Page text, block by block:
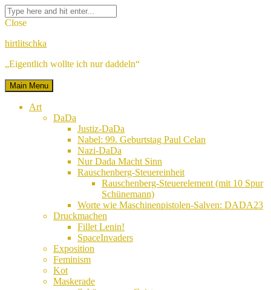
Skip
to
Facebook
Twitter
Google
Plus
Linkedin
Instagram
YouTube
Pinterest
Tumblr
Flickr
VK
Search
for:
Close
hirtlitschka
„Eigentlich wollte ich nur daddeln“
Main Menu
Art
DaDa
Justiz-DaDa
Nabel: 99. Geburtstag Paul Celan
Nazi-DaDa
Nur Dada Macht Sinn
Rauschenberg-Steuereinheit
Rauschenberg-Steuerelement (mit 10 Spur
Schünemann)
Worte wie Maschinenpistolen-Salven: DADA23
Druckmachen
Fillet Lenin!
SpaceInvaders
Exposition
Feminism
Kot
Maskerade